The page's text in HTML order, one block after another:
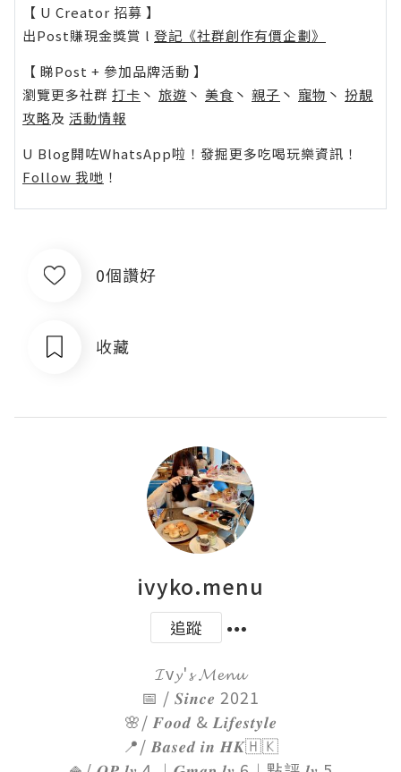
【 U Creator 招募 】
出Post賺現金獎賞 l 登記《社群創作有價企劃》
【 睇Post + 參加品牌活動 】
瀏覽更多社群 打卡 丶 旅遊 丶 美食 丶 親子 丶 寵物 丶 扮靚
攻略及 活動情報
U Blog開咗WhatsApp啦！發掘更多吃喝玩樂資訊！
Follow 我哋 ！
0個讚好
收藏
ivyko.menu
追蹤
𝓘v𝔂'𝓼 𝓜𝓮𝓷𝓾
📅 / 𝑺𝒊𝒏𝒄𝒆 2021
🌸/ 𝑭𝒐𝒐𝒅 & 𝑳𝒊𝒇𝒆𝒔𝒕𝒚𝒍𝒆
📍/ 𝑩𝒂𝒔𝒆𝒅 𝒊𝒏 𝑯𝑲🇭🇰